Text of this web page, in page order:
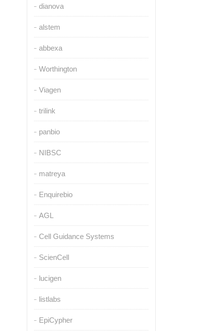
dianova
alstem
abbexa
Worthington
Viagen
trilink
panbio
NIBSC
matreya
Enquirebio
AGL
Cell Guidance Systems
ScienCell
lucigen
listlabs
EpiCypher